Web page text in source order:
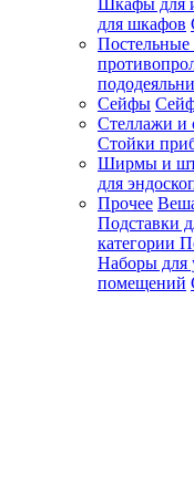
Шкафы для
для шкафов
Постельные
Сейфы
Стеллажи и
Стойки
Ширмы и
для
Прочее
Подставки
категории
Наборы для
помещений